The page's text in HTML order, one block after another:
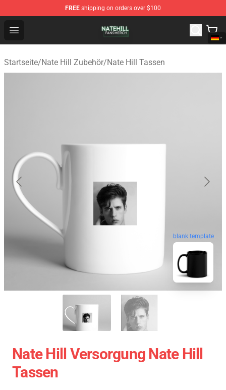
FREE shipping on orders over $100
Open menu
Nate Hill Shop - Official Nate Hill Merchandise Store
Startseite/Nate Hill Zubehör/Nate Hill Tassen
blank template
Nate Hill Versorgung Nate Hill
Tassen